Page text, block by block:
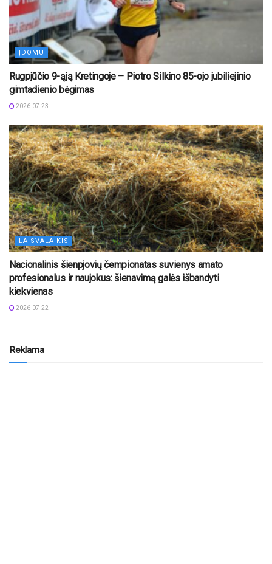
ĮDOMU
Rugpjūčio 9-ąją Kretingoje – Piotro Silkino 85-ojo jubiliejinio
gimtadienio bėgimas
2026-07-23
LAISVALAIKIS
Nacionalinis šienpjovių čempionatas suvienys amato
profesionalus ir naujokus: šienavimą galės išbandyti
kiekvienas
2026-07-22
Reklama